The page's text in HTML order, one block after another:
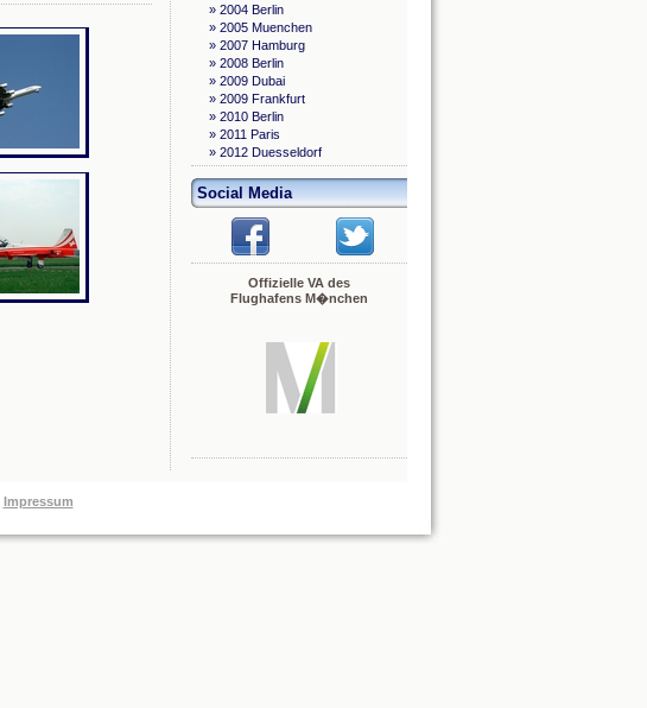
» 2004 Berlin
» 2005 Muenchen
» 2007 Hamburg
» 2008 Berlin
» 2009 Dubai
» 2009 Frankfurt
» 2010 Berlin
» 2011 Paris
» 2012 Duesseldorf
Social Media
Offizielle VA des
Flughafens M�nchen
Impressum